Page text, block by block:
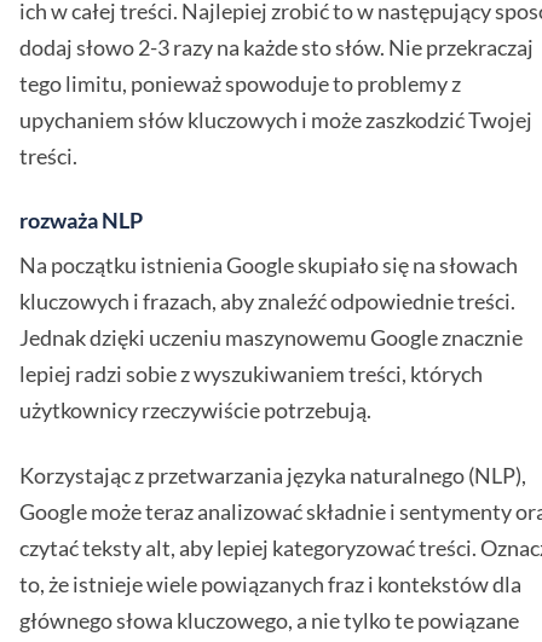
ich w całej treści. Najlepiej zrobić to w następujący
dodaj słowo 2-3 razy na każde sto słów. Nie przekraczaj
tego limitu, ponieważ spowoduje to problemy z
upychaniem słów kluczowych i może zaszkodzić Twojej
treści.
rozważa NLP
Na początku istnienia Google skupiało się na słowach
kluczowych i frazach, aby znaleźć odpowiednie treści.
Jednak dzięki uczeniu maszynowemu Google znacznie
lepiej radzi sobie z wyszukiwaniem treści, których
użytkownicy rzeczywiście potrzebują.
Korzystając z przetwarzania języka naturalnego (NLP),
Google może teraz analizować składnie i sentymenty
czytać teksty alt, aby lepiej kategoryzować treści.
to, że istnieje wiele powiązanych fraz i kontekstów dla
głównego słowa kluczowego, a nie tylko te powiązane